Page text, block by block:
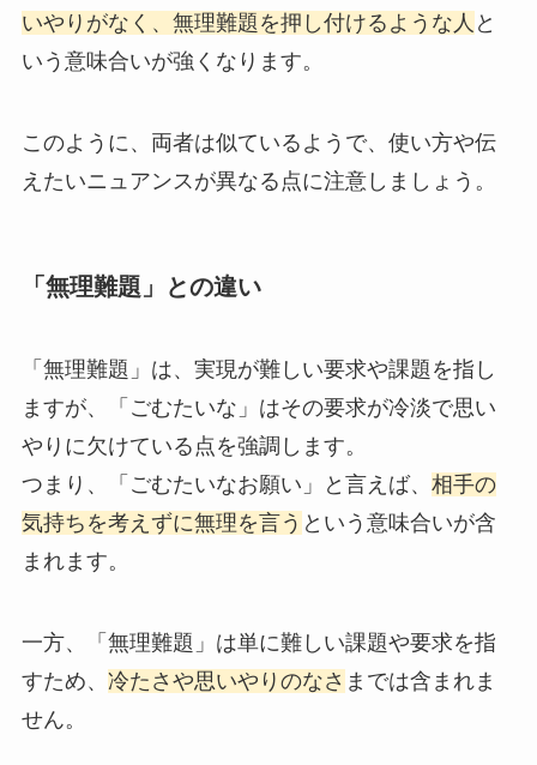
いやりがなく、無理難題を押し付けるような人 と
いう意味合いが強くなります。
このように、両者は似ているようで、使い方や伝
えたいニュアンスが異なる点に注意しましょう。
「無理難題」との違い
「無理難題」は、実現が難しい要求や課題を指し
ますが、「ごむたいな」はその要求が冷淡で思い
やりに欠けている点を強調します。
つまり、「ごむたいなお願い」と言えば、 相手の
気持ちを考えずに無理を言う という意味合いが含
まれます。
一方、「無理難題」は単に難しい課題や要求を指
すため、 冷たさや思いやりのなさ までは含まれま
せん。